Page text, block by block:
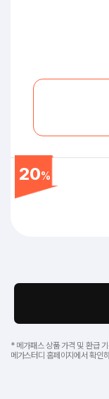
20%
* 메가패스 상품 가격 및 환급
메가스터디 홈페이지에서 확인